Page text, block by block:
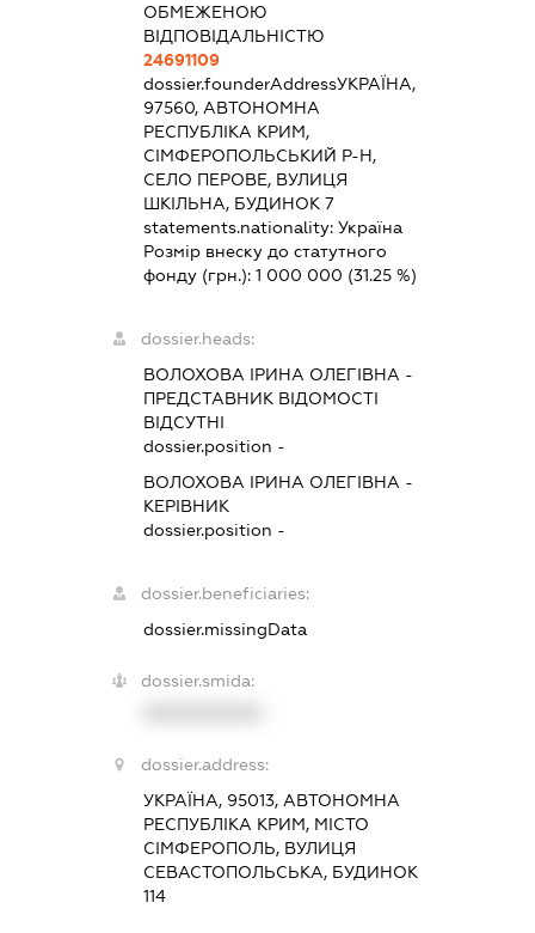
ОБМЕЖЕНОЮ
ВІДПОВІДАЛЬНІСТЮ
24691109
dossier.founderAddressУКРАЇНА,
97560, АВТОНОМНА
РЕСПУБЛІКА КРИМ,
СІМФЕРОПОЛЬСЬКИЙ Р-Н,
СЕЛО ПЕРОВЕ, ВУЛИЦЯ
ШКІЛЬНА, БУДИНОК 7
statements.nationality:Україна
Розмір внеску до статутного
фонду (грн.):1 000 000 (31.25 %)
dossier.heads:
ВОЛОХОВА ІРИНА ОЛЕГІВНА -
ПРЕДСТАВНИК ВІДОМОСТІ
ВІДСУТНІ
dossier.position -
ВОЛОХОВА ІРИНА ОЛЕГІВНА -
КЕРІВНИК
dossier.position -
dossier.beneficiaries:
dossier.missingData
dossier.smida:
dossier.address:
УКРАЇНА, 95013, АВТОНОМНА
РЕСПУБЛІКА КРИМ, МІСТО
СІМФЕРОПОЛЬ, ВУЛИЦЯ
СЕВАСТОПОЛЬСЬКА, БУДИНОК
114